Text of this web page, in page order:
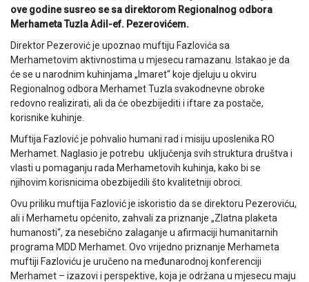
ove godine susreo se sa direktorom Regionalnog odbora
Merhameta Tuzla Adil-ef. Pezerovićem.
Direktor Pezerović je upoznao muftiju Fazlovića sa
Merhametovim aktivnostima u mjesecu ramazanu. Istakao je da
će se u narodnim kuhinjama „Imaret“ koje djeluju u okviru
Regionalnog odbora Merhamet Tuzla svakodnevne obroke
redovno realizirati, ali da će obezbijediti i iftare za postače,
korisnike kuhinje.
Muftija Fazlović je pohvalio humani rad i misiju uposlenika RO
Merhamet. Naglasio je potrebu uključenja svih struktura društva i
vlasti u pomaganju rada Merhametovih kuhinja, kako bi se
njihovim korisnicima obezbijedili što kvalitetniji obroci.
Ovu priliku muftija Fazlović je iskoristio da se direktoru Pezeroviću,
ali i Merhametu općenito, zahvali za priznanje „Zlatna plaketa
humanosti“, za nesebično zalaganje u afirmaciji humanitarnih
programa MDD Merhamet. Ovo vrijedno priznanje Merhameta
muftiji Fazloviću je uručeno na međunarodnoj konferenciji
Merhamet – izazovi i perspektive, koja je održana u mjesecu maju